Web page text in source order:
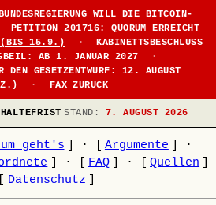
WILL DIE BITCOIN-
PETITION 201716: QUORUM ERREICHT
(BIS 15.9.)
·
KABINETTSBESCHLUSS
AB 1. JANUAR 2027
·
DEN GESETZENTWURF: 12. AUGUST
· FAX ZURÜCK
STAND: 7. AUGUST 2026
geht's · Argumente
·
· FAQ · Quellen
Datenschutz